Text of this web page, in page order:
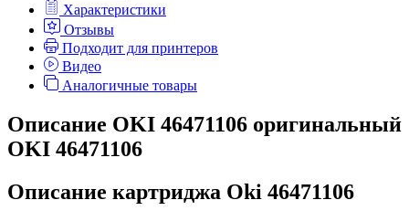
Характеристики
Отзывы
Подходит для принтеров
Видео
Аналогичные товары
Описание OKI 46471106 оригинальный
OKI 46471106
Описание картриджа Oki 46471106